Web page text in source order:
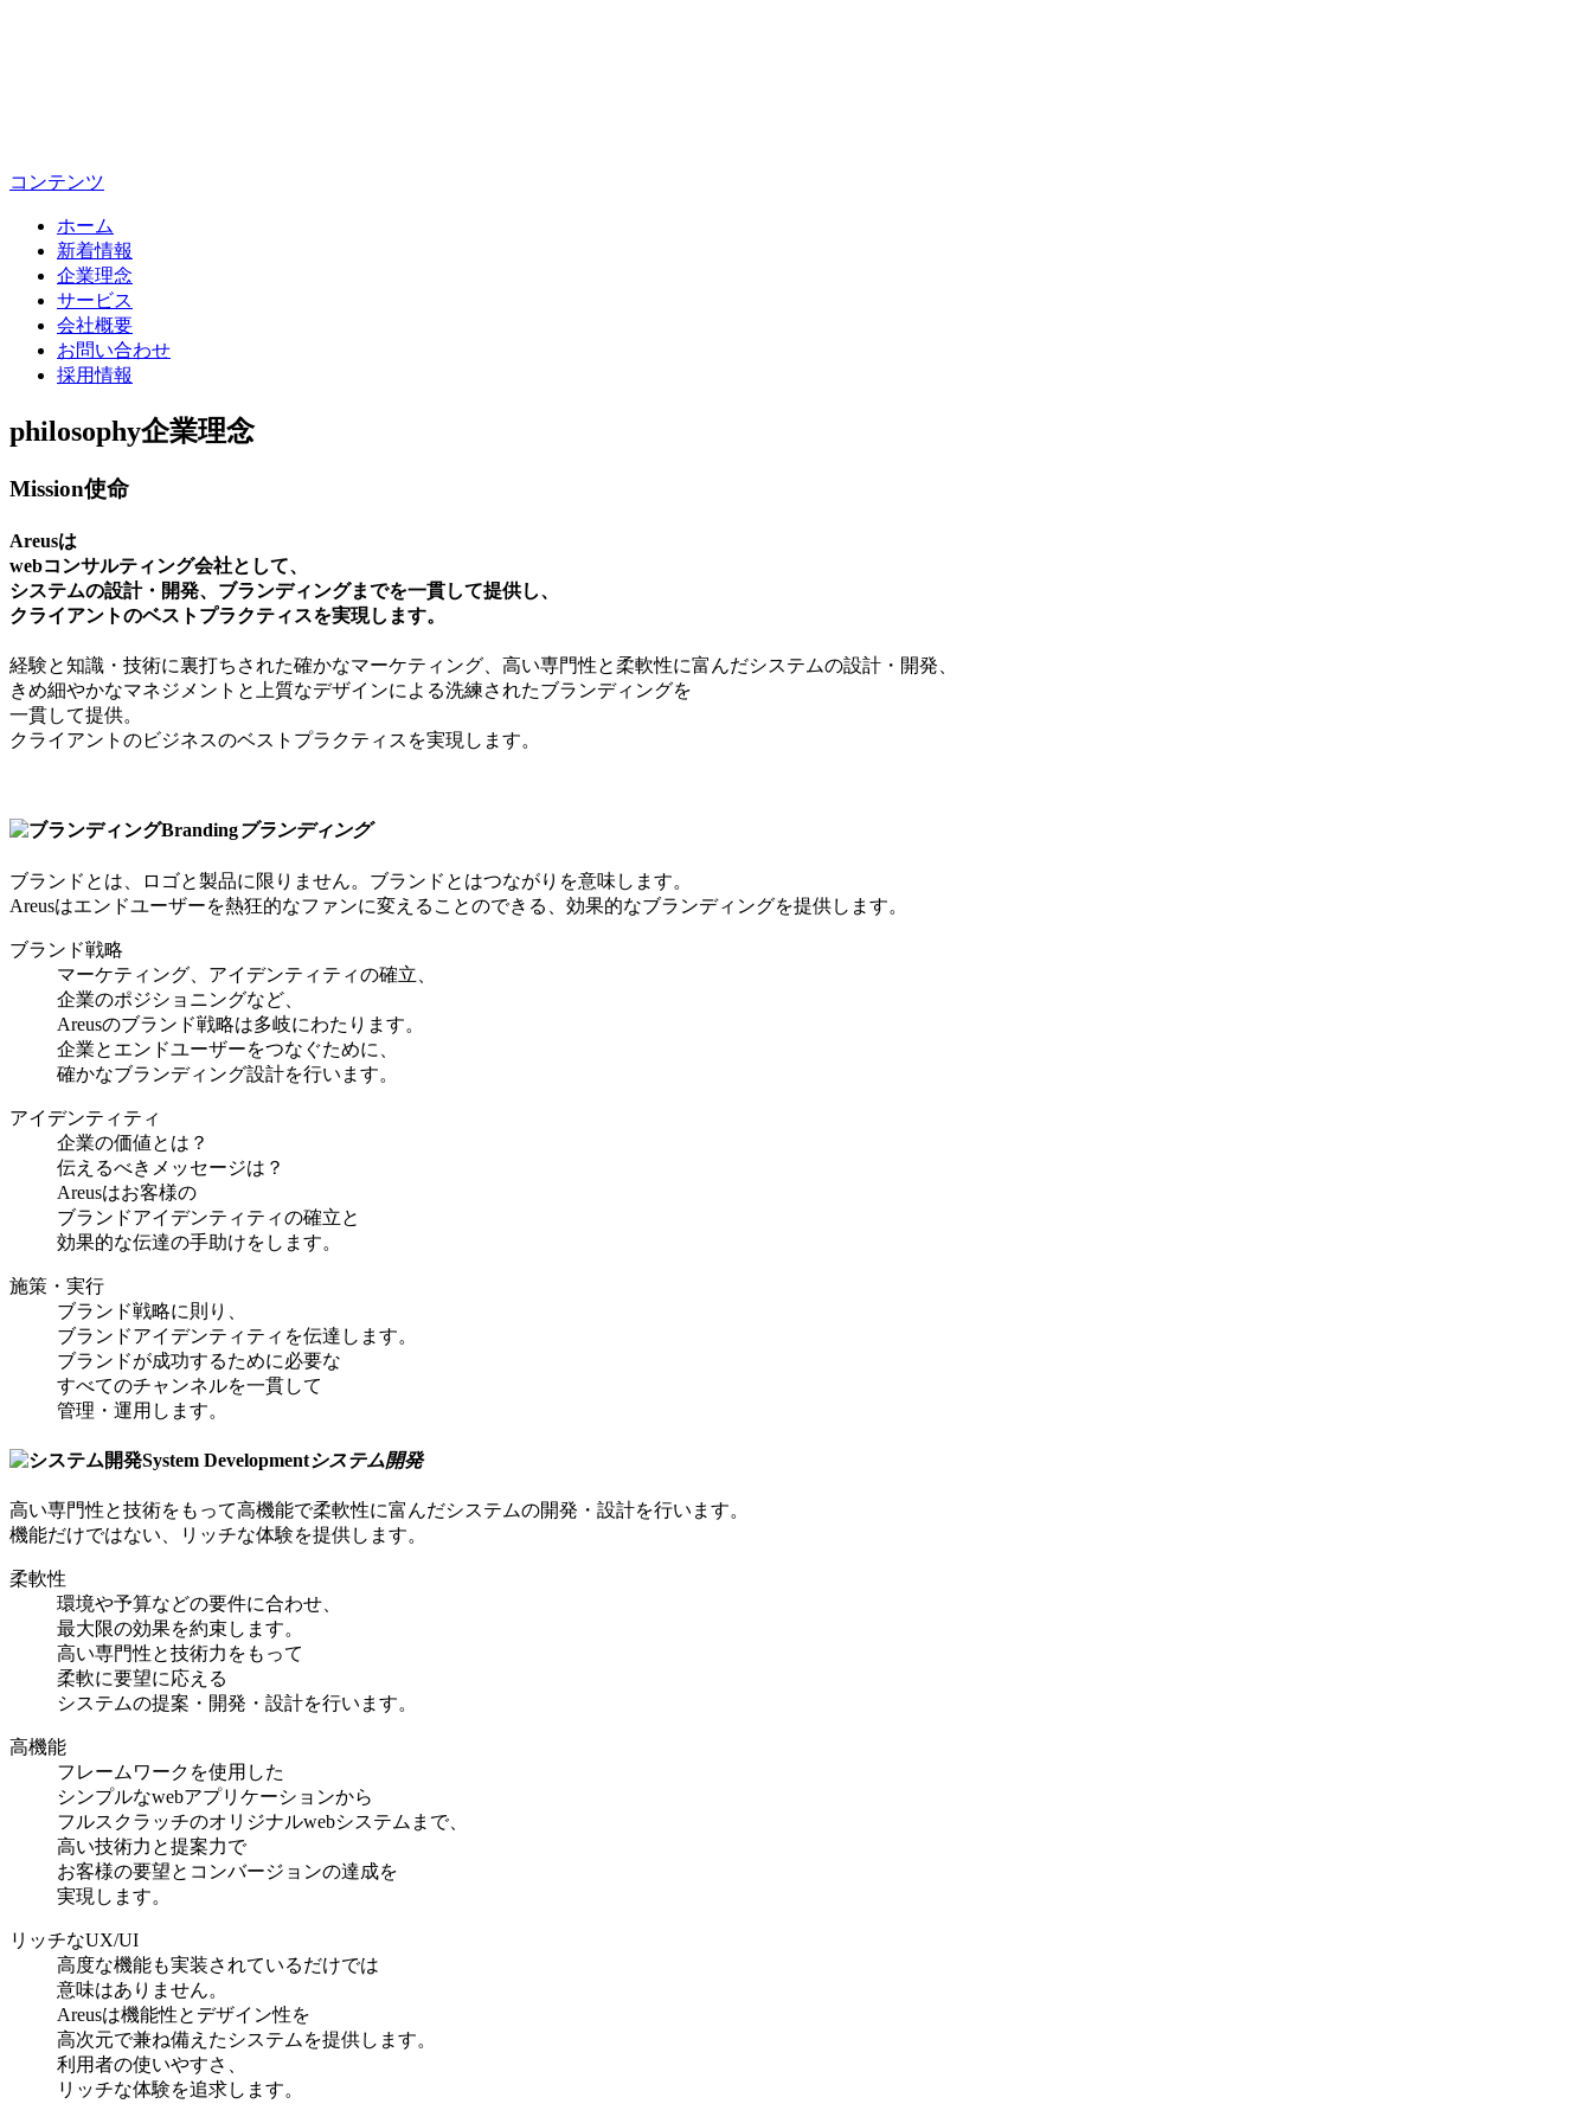
コンテンツ
ホーム
新着情報
企業理念
サービス
会社概要
お問い合わせ
採用情報
philosophy企業理念
Mission使命
Areusは
webコンサルティング会社として、
システムの設計・開発、ブランディングまでを一貫して提供し、
クライアントのベストプラクティスを実現します。
経験と知識・技術に裏打ちされた確かなマーケティング、高い専門性と柔軟性に富んだシステムの設計・開発、
きめ細やかなマネジメントと上質なデザインによる洗練されたブランディングを
一貫して提供。
クライアントのビジネスのベストプラクティスを実現します。
Brandingブランディング
ブランドとは、ロゴと製品に限りません。ブランドとはつながりを意味します。
Areusはエンドユーザーを熱狂的なファンに変えることのできる、効果的なブランディングを提供します。
ブランド戦略
マーケティング、アイデンティティの確立、
企業のポジショニングなど、
Areusのブランド戦略は多岐にわたります。
企業とエンドユーザーをつなぐために、
確かなブランディング設計を行います。
アイデンティティ
企業の価値とは？
伝えるべきメッセージは？
Areusはお客様の
ブランドアイデンティティの確立と
効果的な伝達の手助けをします。
施策・実行
ブランド戦略に則り、
ブランドアイデンティティを伝達します。
ブランドが成功するために必要な
すべてのチャンネルを一貫して
管理・運用します。
System Developmentシステム開発
高い専門性と技術をもって高機能で柔軟性に富んだシステムの開発・設計を行います。
機能だけではない、リッチな体験を提供します。
柔軟性
環境や予算などの要件に合わせ、
最大限の効果を約束します。
高い専門性と技術力をもって
柔軟に要望に応える
システムの提案・開発・設計を行います。
高機能
フレームワークを使用した
シンプルなwebアプリケーションから
フルスクラッチのオリジナルwebシステムまで、
高い技術力と提案力で
お客様の要望とコンバージョンの達成を
実現します。
リッチなUX/UI
高度な機能も実装されているだけでは
意味はありません。
Areusは機能性とデザイン性を
高次元で兼ね備えたシステムを提供します。
利用者の使いやすさ、
リッチな体験を追求します。